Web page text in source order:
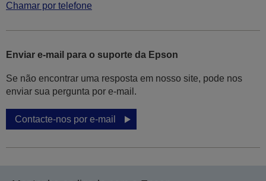
Chamar por telefone
Enviar e-mail para o suporte da Epson
Se não encontrar uma resposta em nosso site, pode nos
enviar sua pergunta por e-mail.
Contacte-nos por e-mail